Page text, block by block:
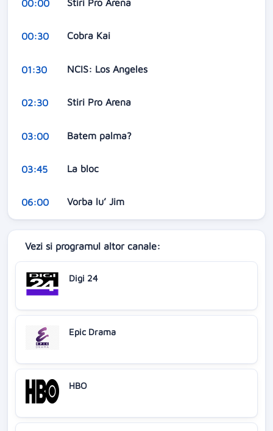
00:00 Stiri Pro Arena
00:30 Cobra Kai
01:30 NCIS: Los Angeles
02:30 Stiri Pro Arena
03:00 Batem palma?
03:45 La bloc
06:00 Vorba lu’ Jim
Vezi si programul altor canale:
Digi 24
Epic Drama
HBO